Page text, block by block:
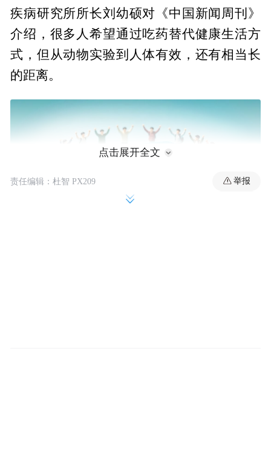
疾病研究所所长刘幼硕对《中国新闻周刊》
介绍，很多人希望通过吃药替代健康生活方
式，但从动物实验到人体有效，还有相当长
的距离。
点击展开全文
责任编辑：杜智 PX209 举报